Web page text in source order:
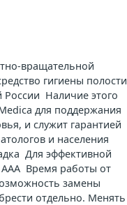
вращательной
гигиены полости
России Наличие этого
для поддержания
и служит гарантией
и населения
Для эффективной
ААА Время работы от
замены
отдельно. Менять